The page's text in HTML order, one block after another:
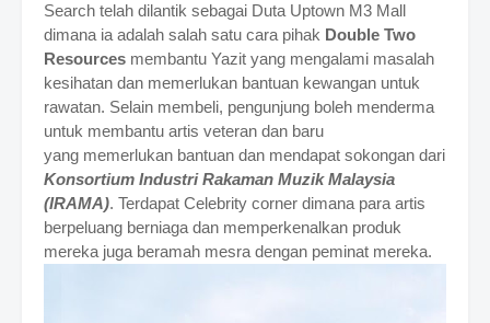
Search telah dilantik sebagai Duta Uptown M3 Mall
dimana ia adalah salah satu cara pihak Double Two
Resources membantu Yazit yang mengalami masalah
kesihatan dan memerlukan bantuan kewangan untuk
rawatan. Selain membeli, pengunjung boleh menderma
untuk membantu artis veteran dan baru
yang memerlukan bantuan dan mendapat sokongan dari
Konsortium Industri Rakaman Muzik Malaysia
(IRAMA). Terdapat Celebrity corner dimana para artis
berpeluang berniaga dan memperkenalkan produk
mereka juga beramah mesra dengan peminat mereka.